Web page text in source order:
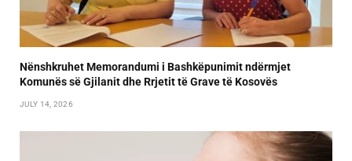
Nënshkruhet Memorandumi i Bashkëpunimit ndërmjet
Komunës së Gjilanit dhe Rrjetit të Grave të Kosovës
JULY 14, 2026